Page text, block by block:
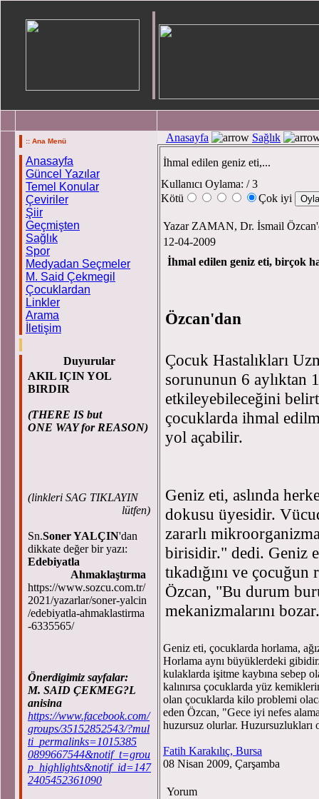
:: Ana Menü
Anasayfa
Güncel Yazılar
Temel Konular
Çeviriler
Şiir
Geçmişten
Sağlık
Spor
Medyadan Seçmeler
M. Said Çekmegil
Çocuklardan
Linkler
Arama
İletişim
Duyurular
AKIL IÇIN YOL
BIRDIR
(THERE IS but
ONE WAY for REASON)
(linkleri SAG TIKLAYIN
lütfen)
Sn.Soner YALÇIN'dan
dikkate değer bir yazı:
Edebiyatla
Ahmaklaştırma
https://www.sozcu.com.tr/
2021/yazarlar/soner-yalcin
/edebiyatla-ahmaklastirma
-6335565/
Önerdigimiz sayfalar:
M. SAID ÇEKMEG?L
anisina
https://www.facebook.com/
groups/35152852543/?mul
ti_permalinks=1015385
0899667544&notif_t=grou
p_highlights&notif_id=147
2405452361090
Anasayfa Sağlık
İhmal edilen geniz eti,...
Kullanıcı Oylama: / 3
Kötü
Çok iyi
Yazar ZAMAN, Dr. İsmail
12-04-2009
İhmal edilen geniz eti, birçok
Özcan'dan
Çocuk Hastalıkları
sorununun 6 aylıktan
etkileyebileceğini
çocuklarda ihmal
yol açabilir.
Geniz eti, aslında
dokusu üyesidir.
zararlı
birisidir." dedi. Geniz
tıkadığını ve
Özcan, "Bu durum
mekanizmalarını bozar.
Geniz eti, çocuklarda horlama,
Horlama aynı büyüklerdeki
kulaklarda işitme kaybına sebep
kalınırsa çocuklarda yüz
olan çocuklarda kilo problemi
eden Özcan, "Gece iyi nefes
huzursuz olurlar. Huzursuzlukları
Fatih Karakılıç, Bursa
08 Nisan 2009, Çarşamba
Yorum